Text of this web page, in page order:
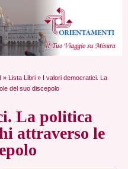
» Lista Libri » I valori democratici. La
del suo discepolo
La politica
attraverso le